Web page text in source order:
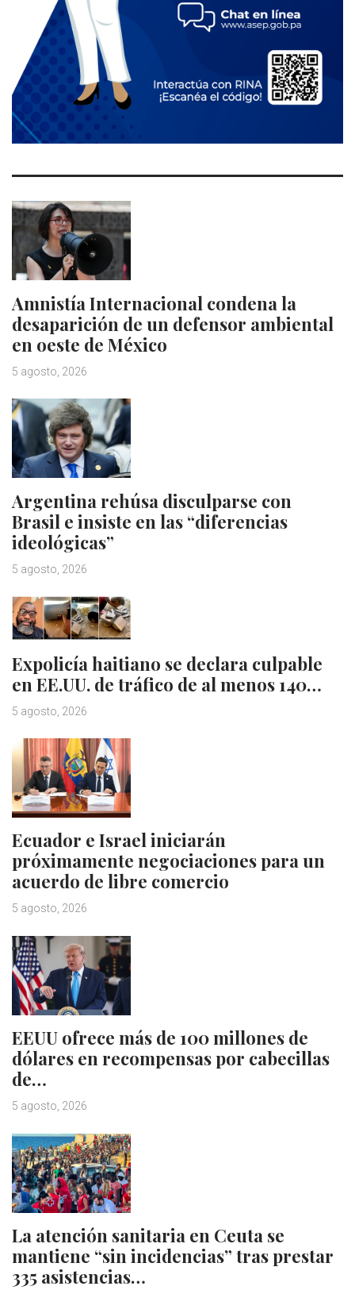
Amnistía Internacional condena la
desaparición de un defensor ambiental
en oeste de México
5 agosto, 2026
Argentina rehúsa disculparse con
Brasil e insiste en las “diferencias
ideológicas”
5 agosto, 2026
Expolicía haitiano se declara culpable
en EE.UU. de tráfico de al menos 140…
5 agosto, 2026
Ecuador e Israel iniciarán
próximamente negociaciones para un
acuerdo de libre comercio
5 agosto, 2026
EEUU ofrece más de 100 millones de
dólares en recompensas por cabecillas
de…
5 agosto, 2026
La atención sanitaria en Ceuta se
mantiene “sin incidencias” tras prestar
335 asistencias…